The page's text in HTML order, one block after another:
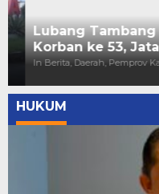
Lubang Tambang
Korban ke 53,
In Berita, Daerah, Pemprov
HUKUM